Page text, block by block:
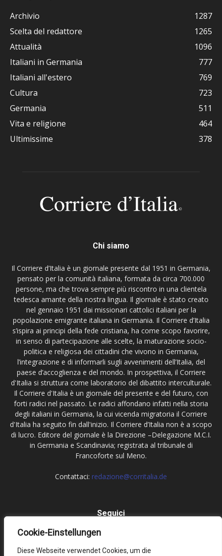
Cookie-Einstellungen
Diese Webseite verwendet Cookies, um die
Archivio
1287
Scelta del redattore
1265
Attualità
1096
Italiani in Germania
777
Italiani all'estero
769
Cultura
723
Germania
511
Vita e religione
464
Ultimissime
378
Chi siamo
Il Corriere d’Italia è un giornale presente dal 1951 in Germania,
pensato per la comunità italiana, formata da circa 700.000
persone, ma che trova sempre più riscontro in una clientela
tedesca amante della nostra lingua. Il giornale è stato creato
nel gennaio 1951 dai missionari cattolici italiani per la
popolazione emigrante italiana in Germania. Il Corriere d’Italia
s’ispira ai principi della fede cristiana, ha come scopo favorire,
in senso di partecipazione alle scelte, la maturazione socio-
politica e religiosa dei cittadini che vivono in Germania,
l’integrazione e di informarli sugli avvenimenti dell’Italia, del
paese d’accoglienza e del mondo. In prospettiva, il Corriere
d'Italia si struttura come laboratorio del dibattito interculturale.
Il Corriere d'Italia è un giornale del presente e del futuro, con
forti radici nel passato. Le radici affondano infatti nella storia
degli italiani in Germania, la cui vicenda migratoria il Corriere
d'Italia ha seguito fin dall'inizio. Il Corriere d’Italia non è a scopo
di lucro. Editore del giornale è la Direzione –Delegazione M.C.I.
in Germania e Scandinavia; registrata al tribunale di
Francoforte sul Meno.
Contattaci: redazione@corritalia.de
Seguici